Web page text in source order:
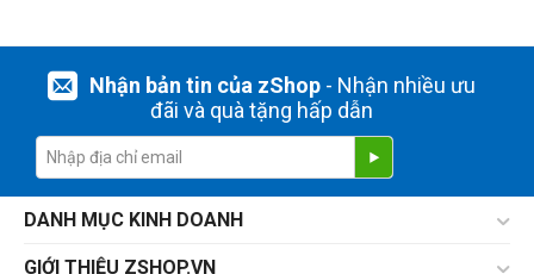
Nhận bản tin của zShop- Nhận nhiều ưu
đãi và quà tặng hấp dẫn
DANH MỤC KINH DOANH
GIỚI THIỆU ZSHOP.VN